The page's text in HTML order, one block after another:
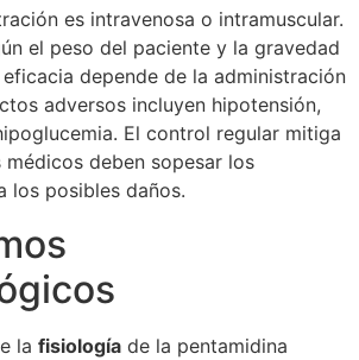
es intravenosa o intramuscular.
el peso del paciente y la gravedad
depende de la administración
adversos incluyen hipotensión,
El control regular mitiga
deben sopesar los
los posibles daños.
la fisiología de la pentamidina